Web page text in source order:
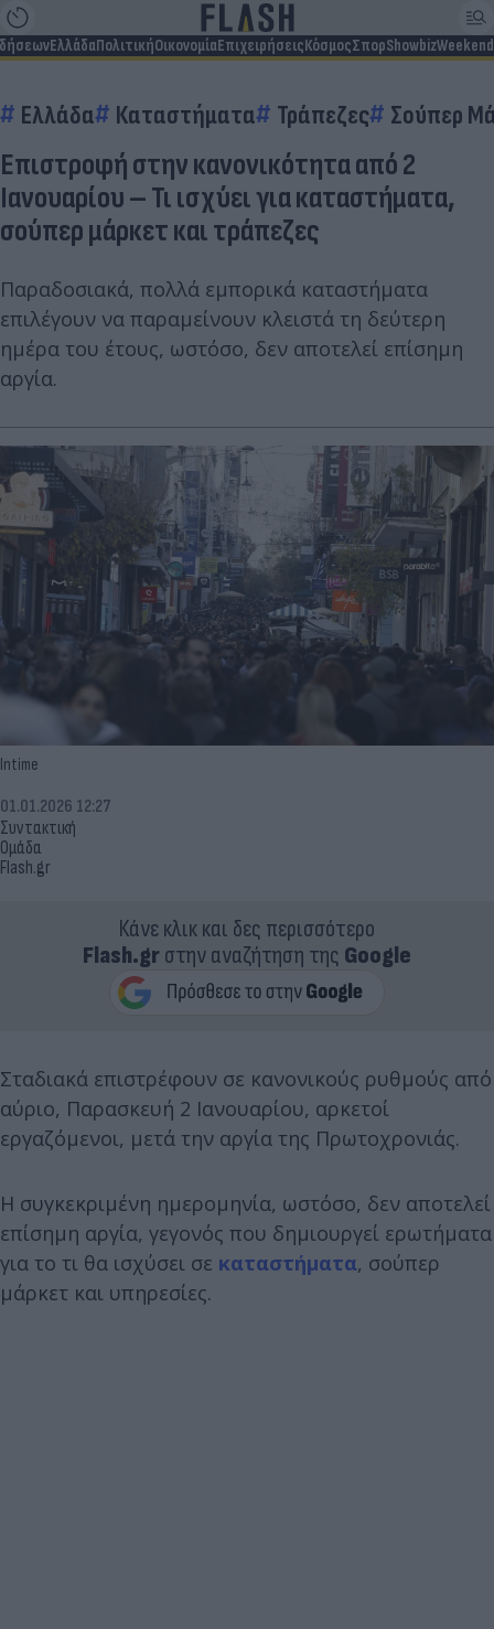
ΕλλάδαΠολιτικήΟικονομίαΕπιχειρήσειςΚόσμοςΣπορShowbizWeekend
Ελλάδα Καταστήματα Τράπεζες Σούπερ
Επιστροφή στην κανονικότητα από 2
Ιανουαρίου – Τι ισχύει για καταστήματα,
σούπερ μάρκετ και τράπεζες
Παραδοσιακά, πολλά εμπορικά καταστήματα
επιλέγουν να παραμείνουν κλειστά τη δεύτερη
ημέρα του έτους, ωστόσο, δεν αποτελεί επίσημη
αργία.
Intime
Συντακτική
Ομάδα
Flash.gr
01.01.2026 12:27
Κάνε κλικ και δες περισσότερο
Flash.grστην αναζήτηση της Google
Σταδιακά επιστρέφουν σε κανονικούς ρυθμούς από
αύριο, Παρασκευή 2 Ιανουαρίου, αρκετοί
εργαζόμενοι, μετά την αργία της Πρωτοχρονιάς.
Η συγκεκριμένη ημερομηνία, ωστόσο, δεν αποτελεί
επίσημη αργία, γεγονός που δημιουργεί ερωτήματα
για το τι θα ισχύσει σε καταστήματα, σούπερ
μάρκετ και υπηρεσίες.